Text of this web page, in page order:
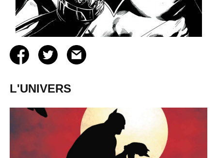
L'UNIVERS